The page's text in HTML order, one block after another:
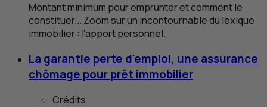
Montant minimum pour emprunter et comment le
constituer... Zoom sur un incontournable du lexique
immobilier : l’apport personnel.
La garantie perte d'emploi, une assurance
chômage pour prêt immobilier
Crédits